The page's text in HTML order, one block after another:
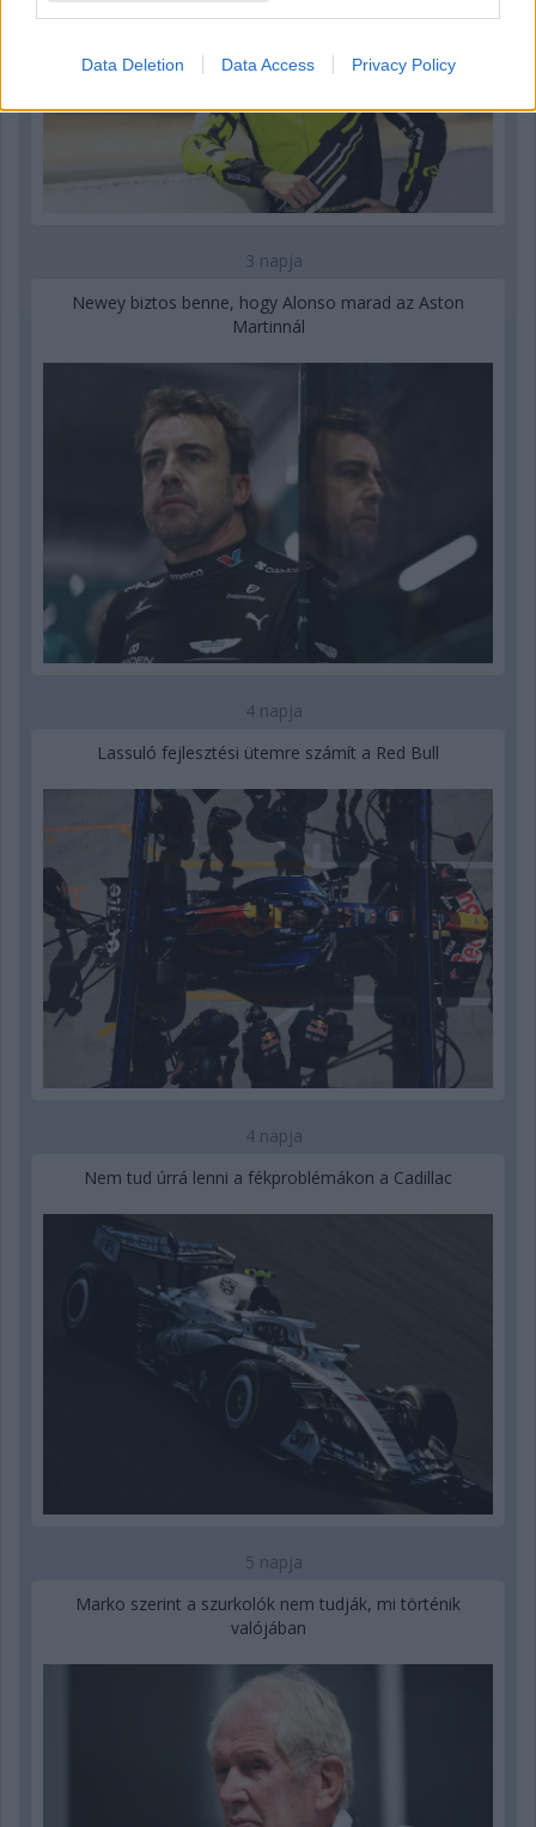
Data Deletion Data Access Privacy Policy
3 napja
Newey biztos benne, hogy Alonso marad az Aston
Martinnál
4 napja
Lassuló fejlesztési ütemre számít a Red Bull
4 napja
Nem tud úrrá lenni a fékproblémákon a Cadillac
5 napja
Marko szerint a szurkolók nem tudják, mi történik
valójában